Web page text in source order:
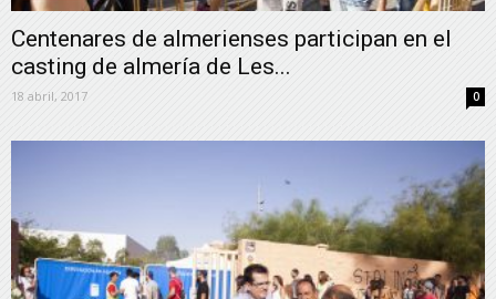
Centenares de almerienses participan en el
casting de almería de Les...
18 abril, 2017 0